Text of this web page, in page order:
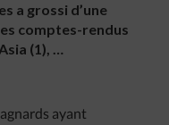
a grossi d’une
comptes-rendus
(1), …
ayant